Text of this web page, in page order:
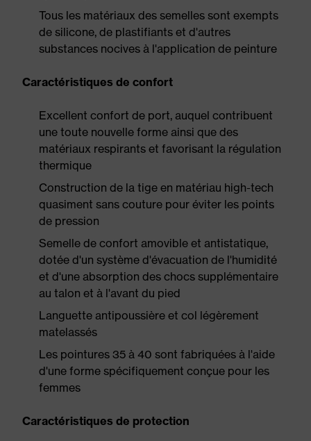
Tous les matériaux des semelles sont exempts
de silicone, de plastifiants et d'autres
substances nocives à l'application de peinture
Caractéristiques de confort
Excellent confort de port, auquel contribuent
une toute nouvelle forme ainsi que des
matériaux respirants et favorisant la régulation
thermique
Construction de la tige en matériau high-tech
quasiment sans couture pour éviter les points
de pression
Semelle de confort amovible et antistatique,
dotée d'un système d'évacuation de l'humidité
et d'une absorption des chocs supplémentaire
au talon et à l'avant du pied
Languette antipoussière et col légèrement
matelassés
Les pointures 35 à 40 sont fabriquées à l'aide
d'une forme spécifiquement conçue pour les
femmes
Caractéristiques de protection